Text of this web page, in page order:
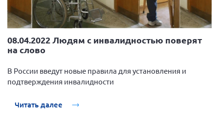
08.04.2022 Людям с инвалидностью поверят
на слово
В России введут новые правила для установления и
подтверждения инвалидности
Читать далее